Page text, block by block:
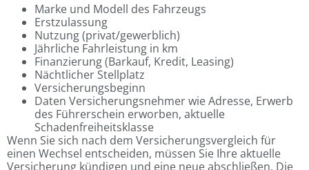
Marke und Modell des Fahrzeugs
Erstzulassung
Nutzung (privat/gewerblich)
Jährliche Fahrleistung in km
Finanzierung (Barkauf, Kredit, Leasing)
Nächtlicher Stellplatz
Versicherungsbeginn
Daten Versicherungsnehmer wie Adresse, Erwerb
des Führerschein erworben, aktuelle
Schadenfreiheitsklasse
Wenn Sie sich nach dem Versicherungsvergleich für
einen Wechsel entscheiden, müssen Sie Ihre aktuelle
Versicherung kündigen und eine neue abschließen. Die